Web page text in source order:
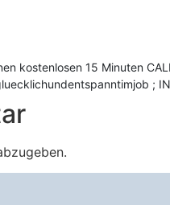
kostenlosen 15 Minuten
;